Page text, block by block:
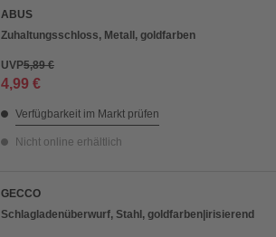
ABUS
Zuhaltungsschloss, Metall, goldfarben
UVP5,89 €
4,99 €
Verfügbarkeit im Markt prüfen
Nicht online erhältlich
GECCO
Schlagladenüberwurf, Stahl, goldfarben|irisierend